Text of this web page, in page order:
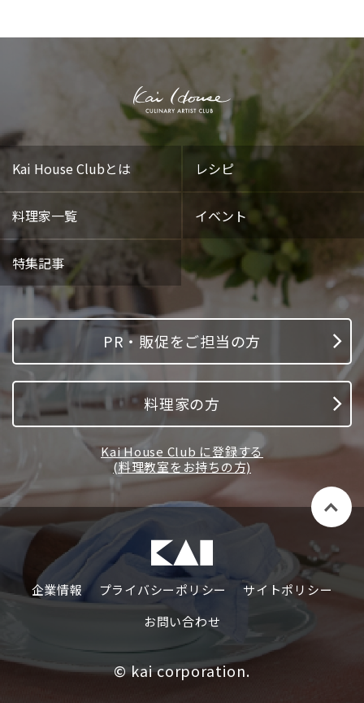
Kai House Clubとは レシピ
料理家一覧 イベント
特集記事
PR・販促をご担当の方
料理家の方
Kai House Club に登録する
(料理教室をお持ちの方)
企業情報 プライバシーポリシー
サイトポリシー
お問い合わせ
© kai corporation.